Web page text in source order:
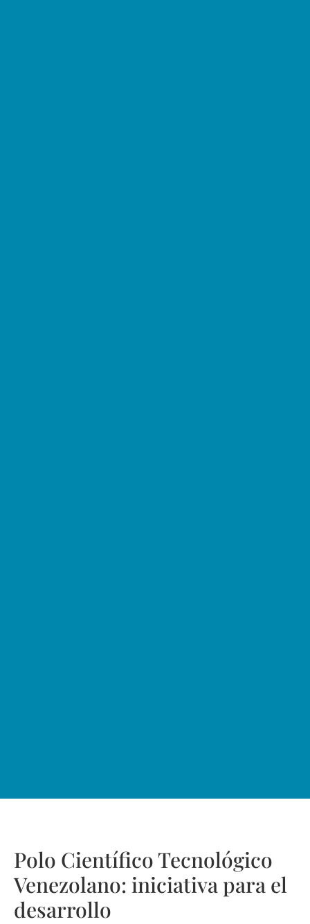
Polo Científico Tecnológico
Venezolano: iniciativa para el
desarrollo